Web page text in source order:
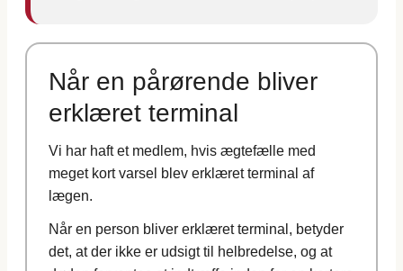
Når en pårørende bliver
erklæret terminal
Vi har haft et medlem, hvis ægtefælle med
meget kort varsel blev erklæret terminal af
lægen.
Når en person bliver erklæret terminal, betyder
det, at der ikke er udsigt til helbredelse, og at